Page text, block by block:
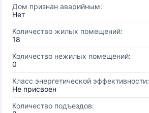
Дом признан аварийным:
Нет
Количество жилых помещений:
18
Количество нежилых помещений:
0
Класс энергетической эффективности:
Не присвоен
Количество подъездов: